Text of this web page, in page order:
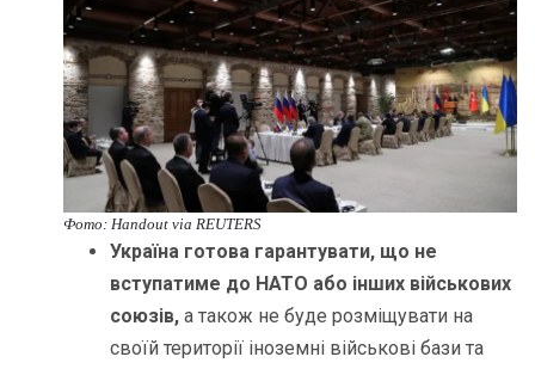
Фото: Handout via REUTERS
Україна готова гарантувати, що не
вступатиме до НАТО або інших військових
союзів,а також не буде розміщувати на
своїй території іноземні військові бази та